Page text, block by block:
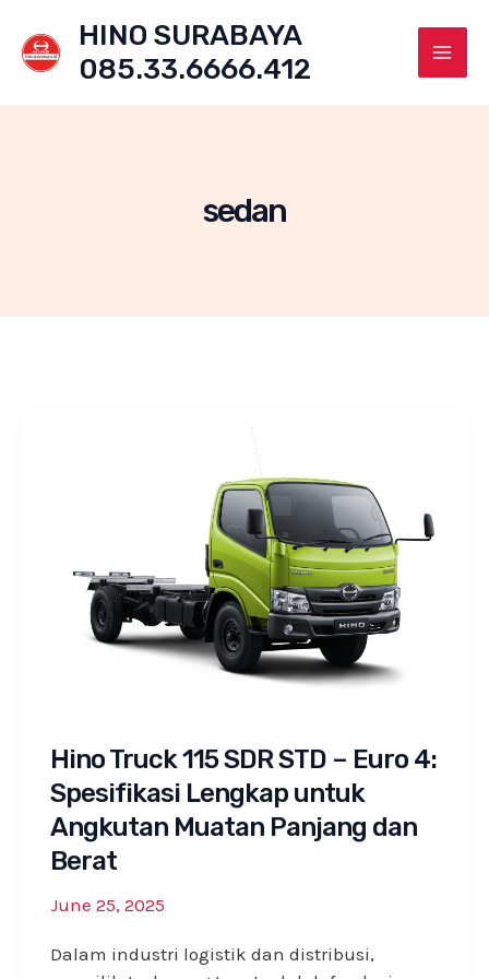
content
HINO SURABAYA
085.33.6666.412
sedan
Hino Truck 115 SDR STD – Euro 4:
Spesifikasi Lengkap untuk
Angkutan Muatan Panjang dan
Berat
June 25, 2025
Dalam industri logistik dan distribusi,